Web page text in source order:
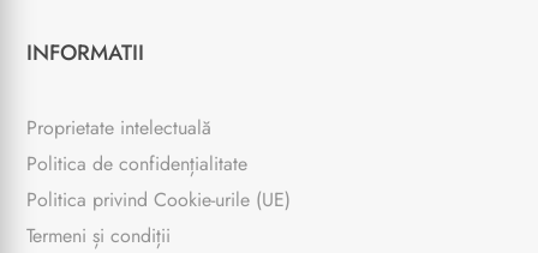
INFORMATII
Proprietate intelectuală
Politica de confidențialitate
Politica privind Cookie-urile (UE)
Termeni și condiții